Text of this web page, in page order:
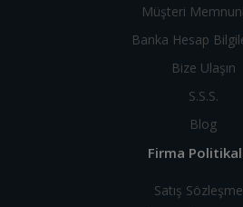
Müşteri
Banka Hesap
Bize Ulaşın
S.S.S.
Blog
Firma
Satış